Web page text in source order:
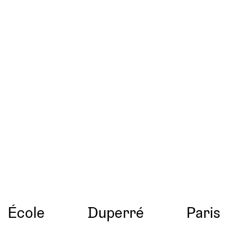
École Duperré Paris